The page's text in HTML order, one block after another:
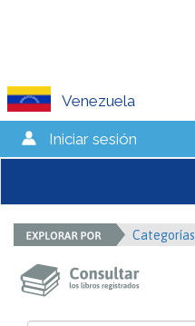
Venezuela
Iniciar sesión
Categorías